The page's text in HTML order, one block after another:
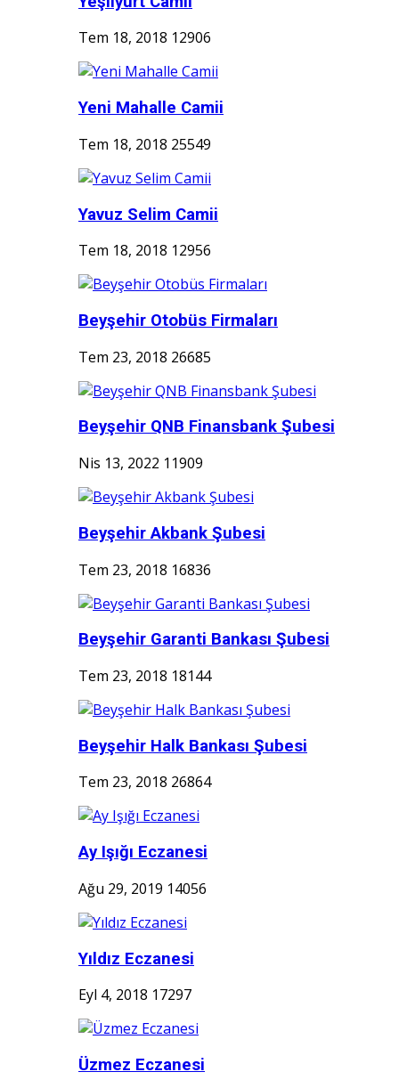
Tem 18, 2018 12906
Yeni Mahalle Camii
Tem 18, 2018 25549
Yavuz Selim Camii
Tem 18, 2018 12956
Beyşehir Otobüs Firmaları
Tem 23, 2018 26685
Beyşehir QNB Finansbank Şubesi
Nis 13, 2022 11909
Beyşehir Akbank Şubesi
Tem 23, 2018 16836
Beyşehir Garanti Bankası Şubesi
Tem 23, 2018 18144
Beyşehir Halk Bankası Şubesi
Tem 23, 2018 26864
Ay Işığı Eczanesi
Ağu 29, 2019 14056
Yıldız Eczanesi
Eyl 4, 2018 17297
Üzmez Eczanesi